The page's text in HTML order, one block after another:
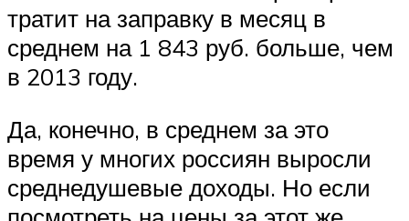
тратит на заправку в месяц в
среднем на 1 843 руб. больше, чем
в 2013 году.
Да, конечно, в среднем за это
время у многих россиян выросли
среднедушевые доходы. Но если